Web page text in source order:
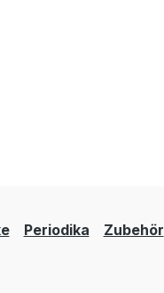
Periodika Zubehör